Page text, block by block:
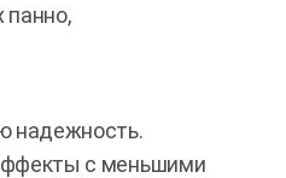
панно,
надежность.
с меньшими